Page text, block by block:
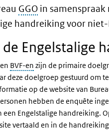
GGO in
handreiking voor
de Engelstalige
en BVF-en zijn de primaire
deze doelgroep gestuurd om
op de website van
hebben de enquête
een Engelstalige handreiking.
vertaald en in de